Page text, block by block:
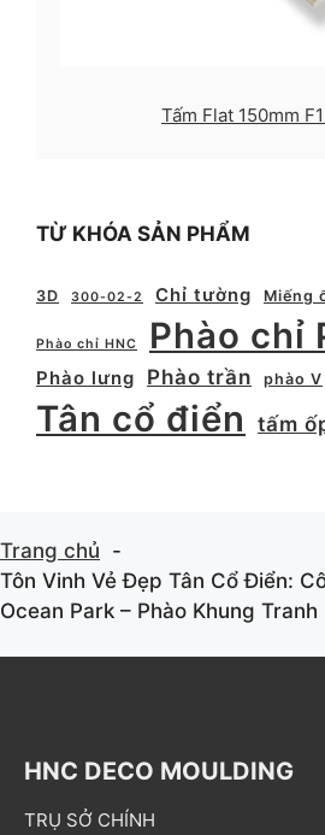
Tấm Flat 150mm
TỪ KHÓA SẢN PHẨM
3D 300-02-2 Chỉ tường Miếng
Phào chỉ HNC Phào chỉ
Phào lưng
Phào trần phào V
Tân cổ điển tấm
Trang chủ
Tôn Vinh Vẻ Đẹp Tân Cổ Điển:
Ocean Park – Phào Khung Tranh
HNC DECO MOULDING
TRỤ SỞ CHÍNH